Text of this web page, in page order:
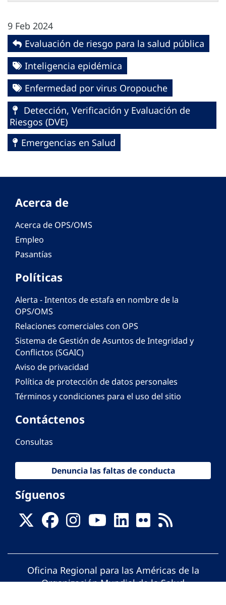
9 Feb 2024
Evaluación de riesgo para la salud pública
Inteligencia epidémica
Enfermedad por virus Oropouche
Detección, Verificación y Evaluación de
Riesgos (DVE)
Emergencias en Salud
Acerca de
Acerca de OPS/OMS
Empleo
Pasantías
Políticas
Alerta - Intentos de estafa en nombre de la
OPS/OMS
Relaciones comerciales con OPS
Sistema de Gestión de Asuntos de Integridad y
Conflictos (SGAIC)
Aviso de privacidad
Política de protección de datos personales
Términos y condiciones para el uso del sitio
Contáctenos
Consultas
Denuncia las faltas de conducta
Síguenos
Oficina Regional para las Américas de la
Organización Mundial de la Salud